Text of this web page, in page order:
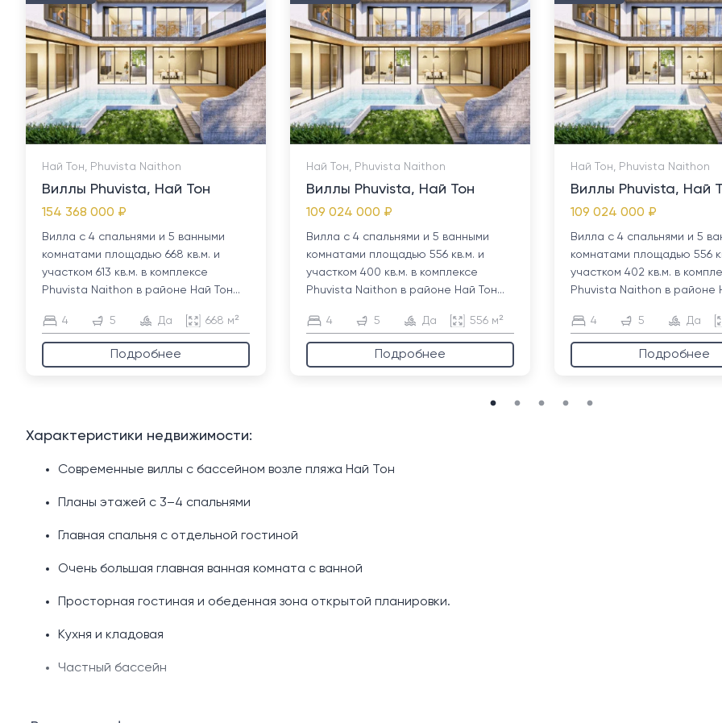
Най Тон, Phuvista Naithon
Виллы Phuvista, Най Тон
154 368 000 ₽
Вилла с 4 спальнями и 5 ванными
комнатами площадью 668 кв.м. и
участком 613 кв.м. в комплексе
Phuvista Naithon в районе Най Тон...
4 5 Да 668 м²
Подробнее
Най Тон, Phuvista Naithon
Виллы Phuvista, Най Тон
109 024 000 ₽
Вилла с 4 спальнями и 5 ванными
комнатами площадью 556 кв.м. и
участком 400 кв.м. в комплексе
Phuvista Naithon в районе Най Тон...
4 5 Да 556 м²
Подробнее
Най Тон, Phuvista Naithon
Виллы Phuvista, Най
109 024 000 ₽
Вилла с 4 спальнями и 5
комнатами площадью 556
участком 402 кв.м. в
Phuvista Naithon в районе
4 5 Да
Подробнее
Характеристики недвижимости:
Современные виллы с бассейном возле пляжа Най Тон
Планы этажей с 3–4 спальнями
Главная спальня с отдельной гостиной
Очень большая главная ванная комната с ванной
Просторная гостиная и обеденная зона открытой планировки.
Кухня и кладовая
Частный бассейн